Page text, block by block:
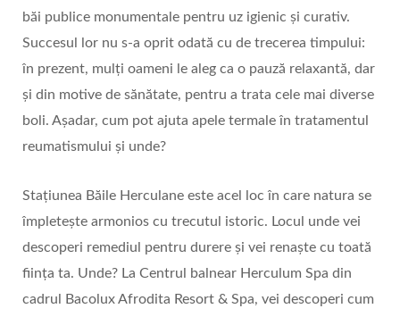
băi publice monumentale pentru uz igienic și curativ.
Succesul lor nu s-a oprit odată cu de trecerea timpului:
în prezent, mulți oameni le aleg ca o pauză relaxantă, dar
și din motive de sănătate, pentru a trata cele mai diverse
boli. Așadar, cum pot ajuta apele termale în tratamentul
reumatismului și unde?
Stațiunea Băile Herculane este acel loc în care natura se
împletește armonios cu trecutul istoric. Locul unde vei
descoperi remediul pentru durere și vei renaște cu toată
ființa ta. Unde? La Centrul balnear Herculum Spa din
cadrul Bacolux Afrodita Resort & Spa, vei descoperi cum